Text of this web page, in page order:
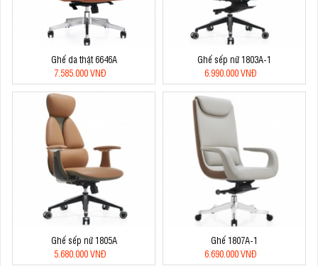
Ghế da thật 6646A
7.585.000 VNĐ
Ghế sếp nữ 1803A-1
6.990.000 VNĐ
Ghế sếp nữ 1805A
5.680.000 VNĐ
Ghế 1807A-1
6.690.000 VNĐ